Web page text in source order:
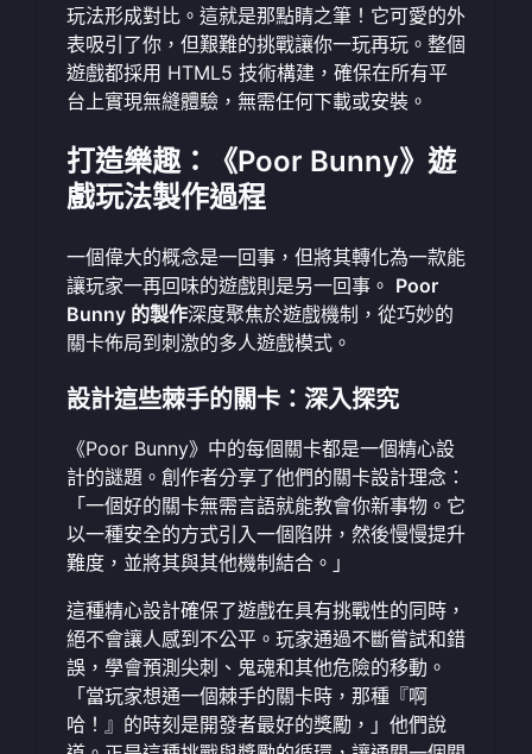
玩法形成對比。這就是那點睛之筆！它可愛的外
表吸引了你，但艱難的挑戰讓你一玩再玩。整個
遊戲都採用 HTML5 技術構建，確保在所有平
台上實現無縫體驗，無需任何下載或安裝。
打造樂趣：《Poor Bunny》遊
戲玩法製作過程
一個偉大的概念是一回事，但將其轉化為一款能
讓玩家一再回味的遊戲則是另一回事。 Poor
Bunny 的製作深度聚焦於遊戲機制，從巧妙的
關卡佈局到刺激的多人遊戲模式。
設計這些棘手的關卡：深入探究
《Poor Bunny》中的每個關卡都是一個精心設
計的謎題。創作者分享了他們的關卡設計理念：
「一個好的關卡無需言語就能教會你新事物。它
以一種安全的方式引入一個陷阱，然後慢慢提升
難度，並將其與其他機制結合。」
這種精心設計確保了遊戲在具有挑戰性的同時，
絕不會讓人感到不公平。玩家通過不斷嘗試和錯
誤，學會預測尖刺、鬼魂和其他危險的移動。
「當玩家想通一個棘手的關卡時，那種『啊
哈！』的時刻是開發者最好的獎勵，」他們說